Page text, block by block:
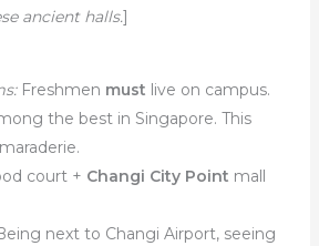
ancient halls.]
Freshmen must live on campus.
the best in Singapore. This
court + Changi City Point mall
next to Changi Airport, seeing